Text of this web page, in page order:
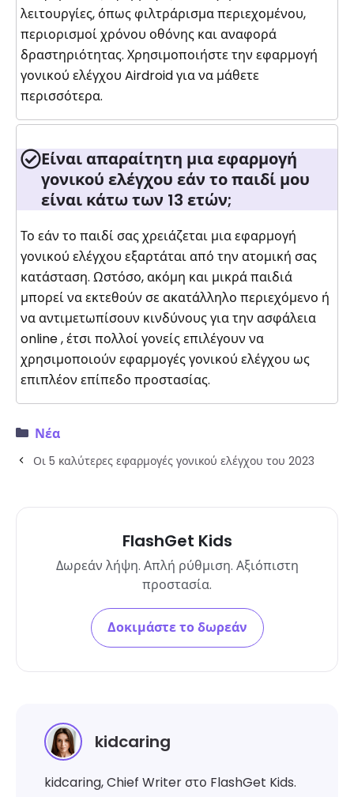
λειτουργίες, όπως φιλτράρισμα περιεχομένου,
περιορισμοί χρόνου οθόνης και αναφορά
δραστηριότητας. Χρησιμοποιήστε την εφαρμογή
γονικού ελέγχου Airdroid για να μάθετε
περισσότερα.
Είναι απαραίτητη μια εφαρμογή
γονικού ελέγχου εάν το παιδί μου
είναι κάτω των 13 ετών;
Το εάν το παιδί σας χρειάζεται μια εφαρμογή
γονικού ελέγχου εξαρτάται από την ατομική σας
κατάσταση. Ωστόσο, ακόμη και μικρά παιδιά
μπορεί να εκτεθούν σε ακατάλληλο περιεχόμενο ή
να αντιμετωπίσουν κινδύνους για την ασφάλεια
online , έτσι πολλοί γονείς επιλέγουν να
χρησιμοποιούν εφαρμογές γονικού ελέγχου ως
επιπλέον επίπεδο προστασίας.
Νέα
Οι 5 καλύτερες εφαρμογές γονικού ελέγχου του 2023
FlashGet Kids
Δωρεάν λήψη. Απλή ρύθμιση. Αξιόπιστη
προστασία.
Δοκιμάστε το δωρεάν
kidcaring
kidcaring, Chief Writer στο FlashGet Kids.